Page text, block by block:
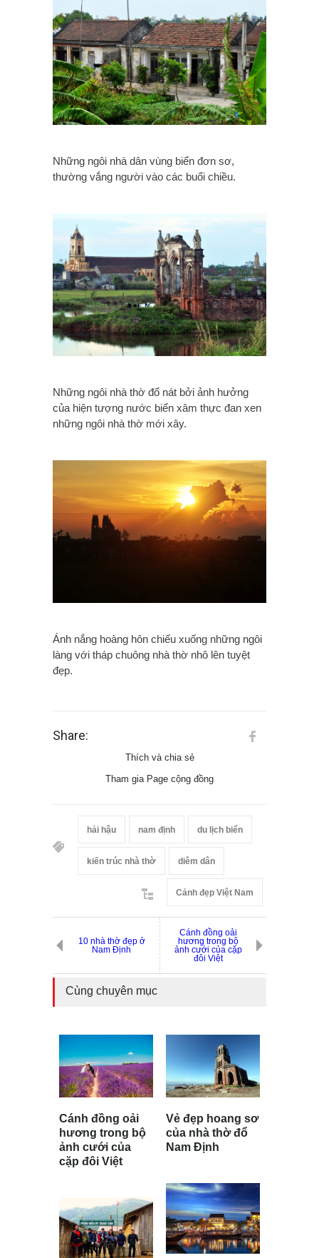
Những ngôi nhà dân vùng biển đơn sơ,
thường vắng người vào các buổi chiều.
Những ngôi nhà thờ đổ nát bởi ảnh hưởng
của hiện tượng nước biển xâm thực đan xen
những ngôi nhà thờ mới xây.
Ánh nắng hoàng hôn chiếu xuống những ngôi
làng với tháp chuông nhà thờ nhô lên tuyệt
đẹp.
Share:
Thích và chia sẻ
Tham gia Page cộng đồng
hải hậu nam định du lịch biển
kiến trúc nhà thờ diêm dân
Cảnh đẹp Việt Nam
10 nhà thờ đẹp ở
Nam Định
Cánh đồng oải
hương trong bộ
ảnh cưới của cặp
đôi Việt
Cùng chuyên mục
Cánh đồng oải
hương trong bộ
ảnh cưới của
cặp đôi Việt
Vẻ đẹp hoang sơ
của nhà thờ đổ
Nam Định